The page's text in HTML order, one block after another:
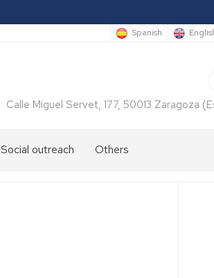
Spanish
Calle Miguel Servet, 177, 50013 Zaragoza
Social outreach Others